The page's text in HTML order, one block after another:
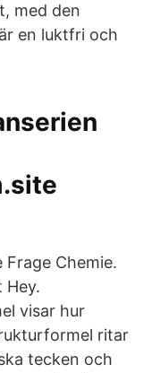
med den
en luktfri och
Frage Chemie.
Hey.
visar hur
ritar
tecken och